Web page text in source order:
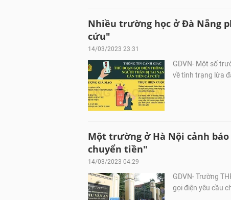
Nhiều trường học ở Đà Nẵng
cứu"
14/03/2023 23:31
GDVN- Một số
về tình trạng lừa
Một trường ở Hà Nội cảnh
chuyển tiền"
14/03/2023 04:29
GDVN- Trường
gọi điện yêu cầu